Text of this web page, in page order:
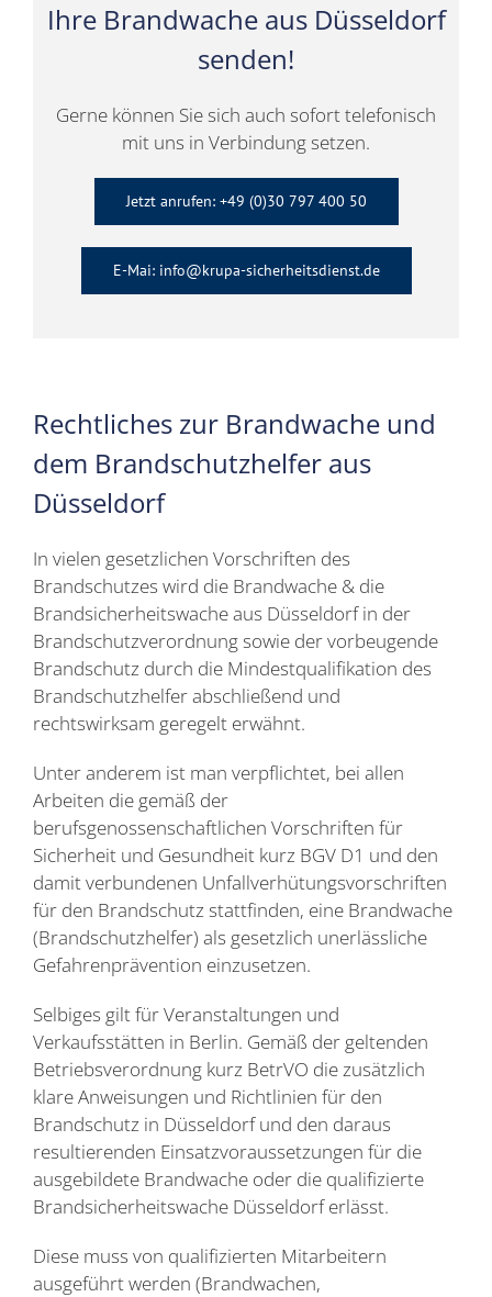
Ihre Brandwache aus Düsseldorf
senden!
Gerne können Sie sich auch sofort telefonisch
mit uns in Verbindung setzen.
Jetzt anrufen: +49 (0)30 797 400 50
E-Mai: info@krupa-sicherheitsdienst.de
Rechtliches zur Brandwache und
dem Brandschutzhelfer aus
Düsseldorf
In vielen gesetzlichen Vorschriften des
Brandschutzes wird die Brandwache & die
Brandsicherheitswache aus Düsseldorf in der
Brandschutzverordnung sowie der vorbeugende
Brandschutz durch die Mindestqualifikation des
Brandschutzhelfer abschließend und
rechtswirksam geregelt erwähnt.
Unter anderem ist man verpflichtet, bei allen
Arbeiten die gemäß der
berufsgenossenschaftlichen Vorschriften für
Sicherheit und Gesundheit kurz BGV D1 und den
damit verbundenen Unfallverhütungsvorschriften
für den Brandschutz stattfinden, eine Brandwache
(Brandschutzhelfer) als gesetzlich unerlässliche
Gefahrenprävention einzusetzen.
Selbiges gilt für Veranstaltungen und
Verkaufsstätten in Berlin. Gemäß der geltenden
Betriebsverordnung kurz BetrVO die zusätzlich
klare Anweisungen und Richtlinien für den
Brandschutz in Düsseldorf und den daraus
resultierenden Einsatzvoraussetzungen für die
ausgebildete Brandwache oder die qualifizierte
Brandsicherheitswache Düsseldorf erlässt.
Diese muss von qualifizierten Mitarbeitern
ausgeführt werden (Brandwachen,